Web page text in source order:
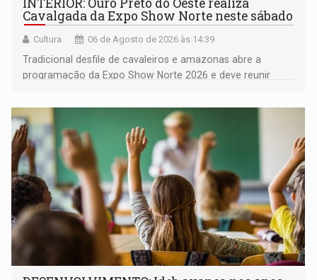
Cavalgada da Expo Show Norte neste sábado
Cultura 06 de Agosto de 2026 às 14:39
Tradicional desfile de cavaleiros e amazonas abre a
programação da Expo Show Norte 2026 e deve reunir